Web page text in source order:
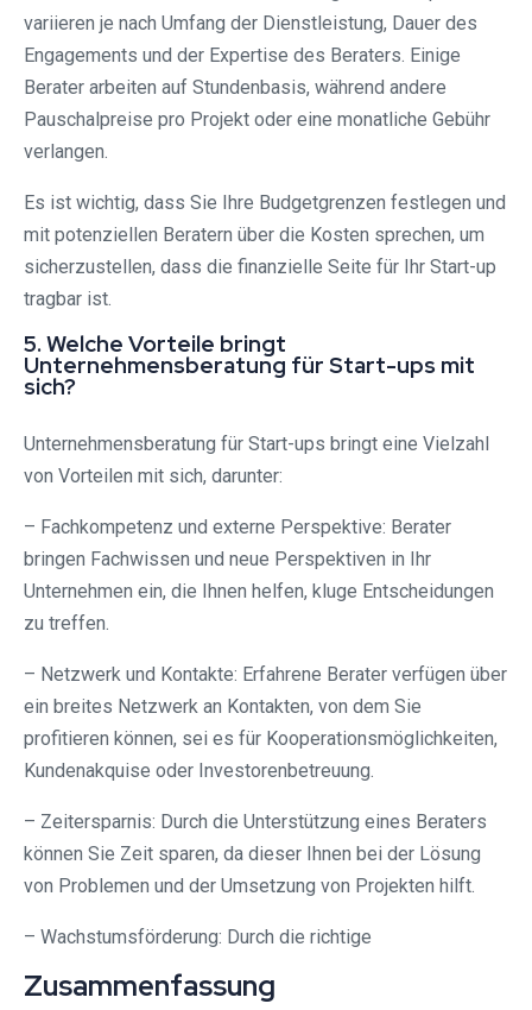
variieren je nach Umfang der Dienstleistung, Dauer des
Engagements und der Expertise des Beraters. Einige
Berater arbeiten auf Stundenbasis, während andere
Pauschalpreise pro Projekt oder eine monatliche Gebühr
verlangen.
Es ist wichtig, dass Sie Ihre Budgetgrenzen festlegen und
mit potenziellen Beratern über die Kosten sprechen, um
sicherzustellen, dass die finanzielle Seite für Ihr Start-up
tragbar ist.
5. Welche Vorteile bringt
Unternehmensberatung für Start-ups mit
sich?
Unternehmensberatung für Start-ups bringt eine Vielzahl
von Vorteilen mit sich, darunter:
– Fachkompetenz und externe Perspektive: Berater
bringen Fachwissen und neue Perspektiven in Ihr
Unternehmen ein, die Ihnen helfen, kluge Entscheidungen
zu treffen.
– Netzwerk und Kontakte: Erfahrene Berater verfügen über
ein breites Netzwerk an Kontakten, von dem Sie
profitieren können, sei es für Kooperationsmöglichkeiten,
Kundenakquise oder Investorenbetreuung.
– Zeitersparnis: Durch die Unterstützung eines Beraters
können Sie Zeit sparen, da dieser Ihnen bei der Lösung
von Problemen und der Umsetzung von Projekten hilft.
– Wachstumsförderung: Durch die richtige
Zusammenfassung